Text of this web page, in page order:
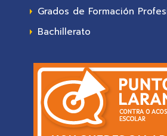
Grados de Formación
Bachillerato